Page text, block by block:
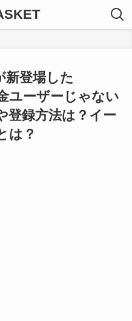
登場した
ユーザーじゃない
登録方法は？イー
は？